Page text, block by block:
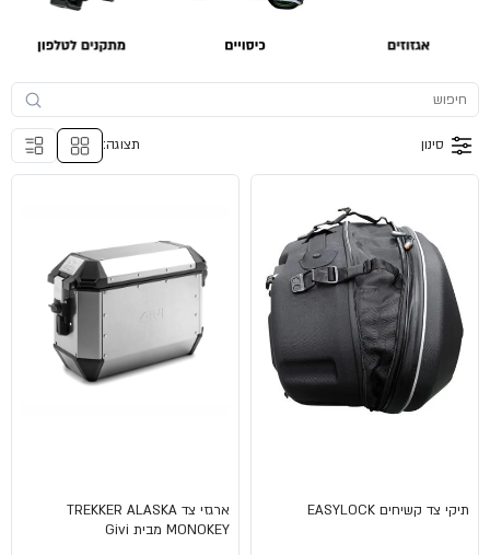
סינון תצוגה:
תיקי צד קשיחים EASYLOCK
ארגזי צד TREKKER ALASKA
MONOKEY מבית Givi